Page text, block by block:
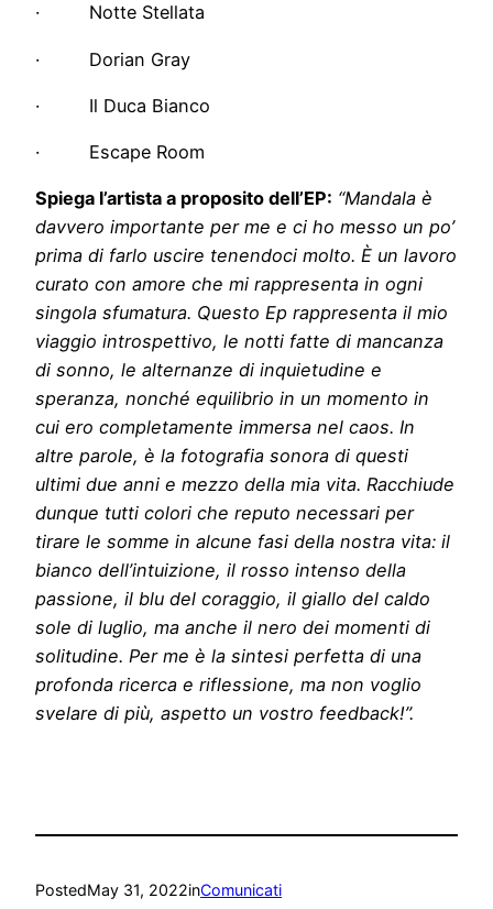
· Notte Stellata
· Dorian Gray
· Il Duca Bianco
· Escape Room
Spiega l’artista a proposito dell’EP: “Mandala è
davvero importante per me e ci ho messo un po’
prima di farlo uscire tenendoci molto. È un lavoro
curato con amore che mi rappresenta in ogni
singola sfumatura. Questo Ep rappresenta il mio
viaggio introspettivo, le notti fatte di mancanza
di sonno, le alternanze di inquietudine e
speranza, nonché equilibrio in un momento in
cui ero completamente immersa nel caos. In
altre parole, è la fotografia sonora di questi
ultimi due anni e mezzo della mia vita. Racchiude
dunque tutti colori che reputo necessari per
tirare le somme in alcune fasi della nostra vita: il
bianco dell’intuizione, il rosso intenso della
passione, il blu del coraggio, il giallo del caldo
sole di luglio, ma anche il nero dei momenti di
solitudine. Per me è la sintesi perfetta di una
profonda ricerca e riflessione, ma non voglio
svelare di più, aspetto un vostro feedback!”.
PostedMay 31, 2022inComunicati